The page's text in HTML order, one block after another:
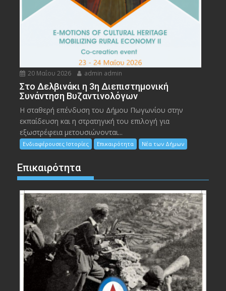
20 Μαΐου 2026 admin admin
Στο Δελβινάκι η 3η Διεπιστημονική
Συνάντηση Βυζαντινολόγων
Η σταθερή επένδυση του Δήμου Πωγωνίου στην
εκπαίδευση και η στρατηγική του επιλογή για
εξωστρέφεια μετουσιώνονται...
Ενδιαφέρουσες Ιστορίες Επικαιρότητα Νέα των Δήμων
Επικαιρότητα